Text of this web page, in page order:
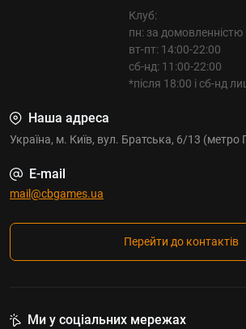
Клуб:
пн: за домовленністю
вт-пт: 14:00-22:00
сб-нд: 11:00-22:00
*після 18:00 і сб-нд
Наша адреса
Україна, м. Київ, вул. Братська, 6/13
E-mail
mail@cbgames.ua
Перейти до контактів
Ми у соціальних мережах